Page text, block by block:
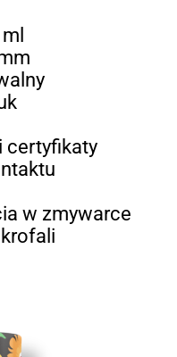
certyfikaty
w zmywarce